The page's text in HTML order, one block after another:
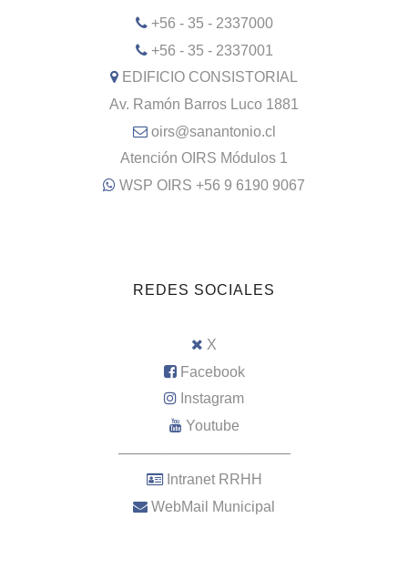
+56 - 35 - 2337000
+56 - 35 - 2337001
EDIFICIO CONSISTORIAL
Av. Ramón Barros Luco 1881
oirs@sanantonio.cl
Atención OIRS Módulos 1
WSP OIRS +56 9 6190 9067
REDES SOCIALES
X
Facebook
Instagram
Youtube
–––––––––––––––––––––
Intranet RRHH
WebMail Municipal